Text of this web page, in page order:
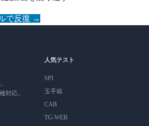
で反復 →
対応。
人気テスト
SPI
玉手箱
CAB
TG-WEB